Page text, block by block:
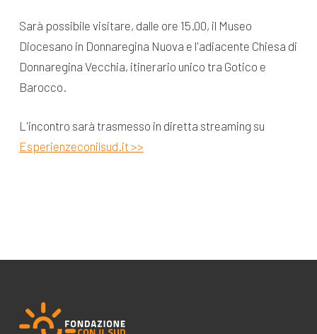
Sarà possibile visitare, dalle ore 15.00, il Museo
Diocesano in Donnaregina Nuova e l'adiacente Chiesa di
Donnaregina Vecchia, itinerario unico tra Gotico e
Barocco.
L'incontro sarà trasmesso in diretta streaming su
Esperienzeconilsud.it >>